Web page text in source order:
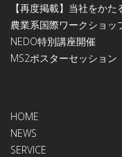
【再度掲載】当社をか
農業系国際ワークショッ
NEDO特別講座開催
МS2ポスターセッション
HOME
NEWS
SERVICE